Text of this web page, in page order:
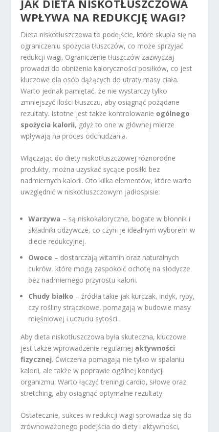
JAK DIETA NISKOTŁUSZCZOWA
WPŁYWA NA REDUKCJĘ WAGI?
Dieta niskotłuszczowa to podejście, które skupia się na
ograniczeniu spożycia tłuszczów, co może sprzyjać
redukcji wagi. Ograniczenie tłuszczów zazwyczaj
prowadzi do obniżenia kaloryczności posiłków, co jest
kluczowe dla osób dążących do utraty masy ciała.
Warto jednak pamiętać, że nie wystarczy tylko
zmniejszyć ilości tłuszczu, aby osiągnąć pożądane
rezultaty. Istotne jest także kontrolowanie ogólnego
spożycia kalorii, gdyż to one w głównej mierze
wpływają na proces odchudzania.
Włączając do diety niskotłuszczowej różnorodne
produkty, można uzyskać sycące posiłki bez
nadmiernych kalorii. Oto kilka elementów, które warto
uwzględnić w niskotłuszczowym jadłospisie:
Warzywa – są niskokaloryczne, bogate w błonnik i
składniki odżywcze, co czyni je idealnym wyborem w
diecie redukcyjnej.
Owoce – dostarczają witamin oraz naturalnych
cukrów, które mogą zaspokoić ochotę na słodycze
bez nadmiernego przyrostu kalorii.
Chudy białko – źródła takie jak kurczak, indyk, ryby,
czy rośliny strączkowe, pomagają w budowie masy
mięśniowej i uczuciu sytości.
Aby dieta niskotłuszczowa była skuteczna, kluczowe
jest także wprowadzenie regularnej aktywności
fizycznej. Ćwiczenia pomagają nie tylko w spalaniu
kalorii, ale także w poprawie ogólnej kondycji
organizmu. Warto łączyć treningi cardio, siłowe oraz
stretching, aby osiągnąć optymalne rezultaty.
Ostatecznie, sukces w redukcji wagi sprowadza się do
zrównoważonego podejścia do diety i aktywności,